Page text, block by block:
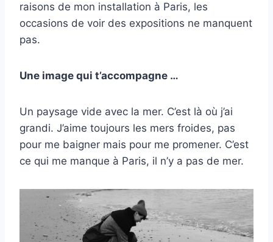
raisons de mon installation à Paris, les
occasions de voir des expositions ne manquent
pas.
Une image qui t’accompagne …
Un paysage vide avec la mer. C’est là où j’ai
grandi. J’aime toujours les mers froides, pas
pour me baigner mais pour me promener. C’est
ce qui me manque à Paris, il n’y a pas de mer.